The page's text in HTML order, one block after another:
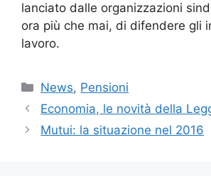
lanciato dalle organizzazioni
ora più che mai, di difendere gli
lavoro.
Categorie
News, Pensioni
Economia, le novità della
Mutui: la situazione nel 2016